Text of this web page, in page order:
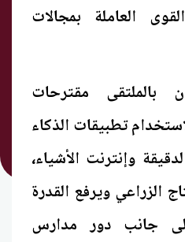
العاملة بمجالات
بالملتقى مقترحات
تطبيقات الذكاء
وإنترنت الأشياء،
الزراعي ويرفع القدرة
إلى جانب دور مدارس